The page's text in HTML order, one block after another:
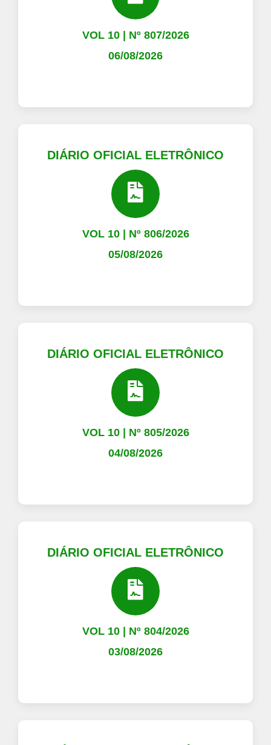
VOL 10 | Nº 807/2026
06/08/2026
DIÁRIO OFICIAL ELETRÔNICO
VOL 10 | Nº 806/2026
05/08/2026
DIÁRIO OFICIAL ELETRÔNICO
VOL 10 | Nº 805/2026
04/08/2026
DIÁRIO OFICIAL ELETRÔNICO
VOL 10 | Nº 804/2026
03/08/2026